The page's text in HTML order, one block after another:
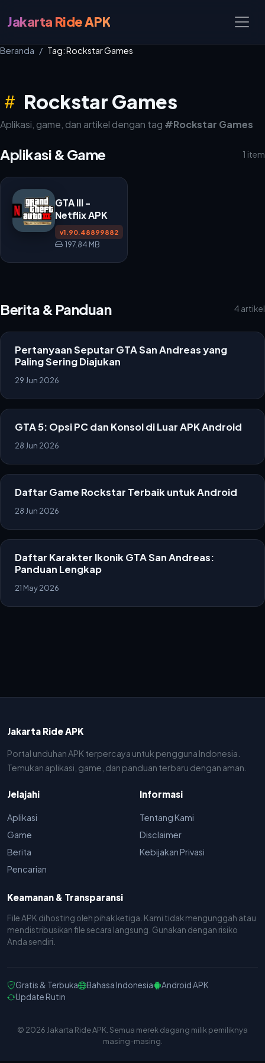
Jakarta Ride APK
Beranda Tag: Rockstar Games
Rockstar Games
Aplikasi, game, dan artikel dengan tag #Rockstar Games
Aplikasi & Game 1 item
GTA III -
Netflix APK
v1.90.48899882
197.84 MB
Berita & Panduan 4 artikel
Pertanyaan Seputar GTA San Andreas yang
Paling Sering Diajukan
29 Jun 2026
GTA 5: Opsi PC dan Konsol di Luar APK Android
28 Jun 2026
Daftar Game Rockstar Terbaik untuk Android
28 Jun 2026
Daftar Karakter Ikonik GTA San Andreas:
Panduan Lengkap
21 May 2026
Jakarta Ride APK
Portal unduhan APK terpercaya untuk pengguna Indonesia.
Temukan aplikasi, game, dan panduan terbaru dengan aman.
Jelajahi
Aplikasi
Game
Berita
Pencarian
Informasi
Tentang Kami
Disclaimer
Kebijakan Privasi
Keamanan & Transparansi
File APK dihosting oleh pihak ketiga. Kami tidak mengunggah atau
mendistribusikan file secara langsung. Gunakan dengan risiko
Anda sendiri.
Gratis & Terbuka Bahasa Indonesia
Android APK
Update Rutin
© 2026 Jakarta Ride APK. Semua merek dagang milik pemiliknya
masing-masing.